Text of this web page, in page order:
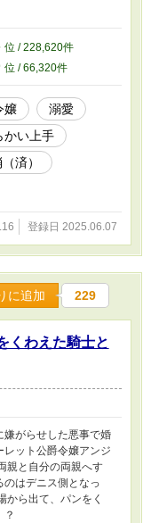
必要だと、聖女を辞
と真面目堅物な不憫
ブコメ。
位 / 228,620件
位 / 66,320件
嬢
溺愛
かい上手
済）
登録日 2025.06.07
に追加 229
くわえた騎士と
嫌がらせした悪事で婚
ット公爵令嬢アンジ
親と自分の両親へす
はデニス側となっ
から出て、パンをく
？